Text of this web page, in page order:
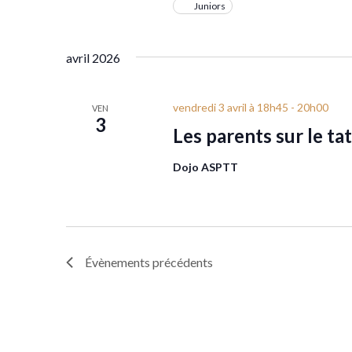
Juniors
avril 2026
VEN
3 Les parents sur le
vendredi 3 avril à 18h45 - 20h00
Dojo ASPTT
Évènements précédents